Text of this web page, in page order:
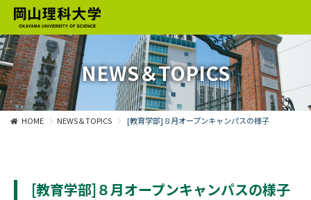
NEWS＆TOPICS
HOME NEWS＆TOPICS [教育学部]８月オープンキャンパスの様子
[教育学部]８月オープンキャンパスの様子